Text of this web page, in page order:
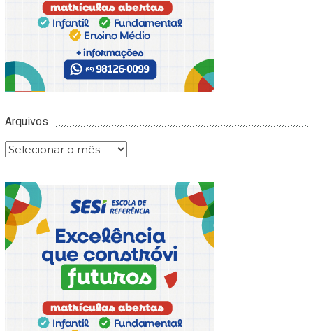
Arquivos
Arquivos